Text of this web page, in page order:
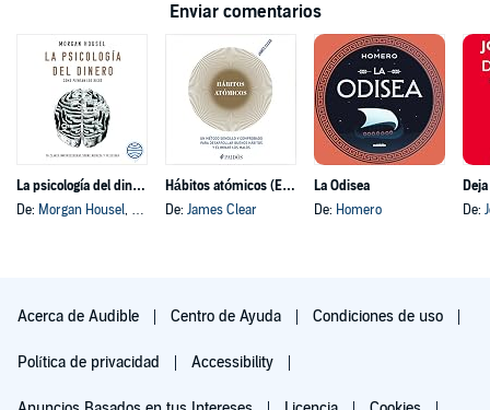
Enviar comentarios
La psicología del dinero
De: Morgan Housel, y otros
Hábitos atómicos (Español neutro)
De: James Clear
La Odisea
De: Homero
De:
Acerca de Audible Centro de Ayuda Condiciones de uso
Política de privacidad Accessibility